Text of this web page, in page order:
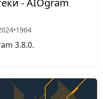
•1964
3.8.0.